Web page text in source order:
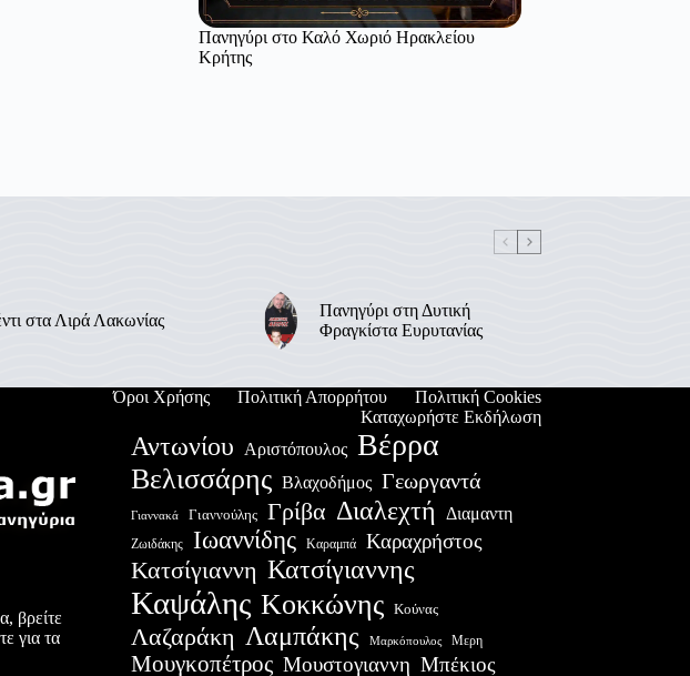
Πανηγύρι στο Καλό Χωριό Ηρακλείου
Κρήτης
στα Λιρά Λακωνίας
Πανηγύρι στη Δυτική
Φραγκίστα Ευρυτανίας
Όροι Χρήσης Πολιτική Απορρήτου
Πολιτική Cookies
Καταχωρήστε Εκδήλωση
βρείτε
για τα
Αντωνίου Αριστόπουλος Βέρρα
Βελισσάρης Βλαχοδήμος Γεωργαντά
Γιαννακά Γιαννούλης Γρίβα Διαλεχτή Διαμαντη
Ζωιδάκης Ιωαννίδης Καραμπά Καραχρήστος
Κατσίγιαννη Κατσίγιαννης
Καψάλης Κοκκώνης Κούνας
Λαζαράκη Λαμπάκης Μαρκόπουλος Μερη
Μουγκοπέτρος Μουστογιαννη Μπέκιος